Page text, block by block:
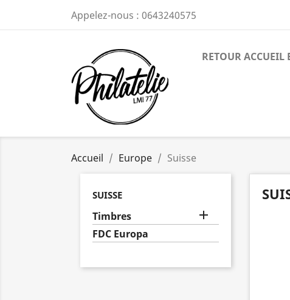
Appelez-nous : 0643240575
RETOUR ACCUEIL
Accueil Europe Suisse
SUISSE
Timbres 
FDC Europa